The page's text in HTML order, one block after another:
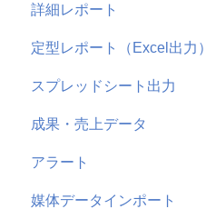
X広告
Microsoft広告
よくある質問
使い方
よくある質問
詳細レポート
使い方
よくある質問
定型レポート（Excel出力）
使い方
よくある質問
スプレッドシート出力
使い方
よくある質問
成果・売上データ
使い方
GA4
アラート
使い方
媒体データインポート